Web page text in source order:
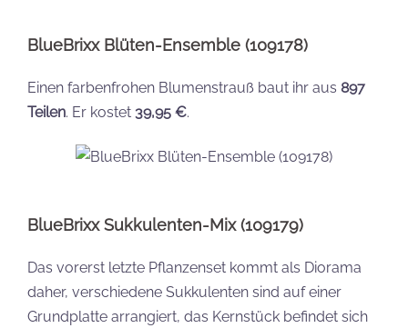
BlueBrixx Blüten-Ensemble (109178)
Einen farbenfrohen Blumenstrauß baut ihr aus 897
Teilen. Er kostet 39,95 €.
BlueBrixx Sukkulenten-Mix (109179)
Das vorerst letzte Pflanzenset kommt als Diorama
daher, verschiedene Sukkulenten sind auf einer
Grundplatte arrangiert, das Kernstück befindet sich